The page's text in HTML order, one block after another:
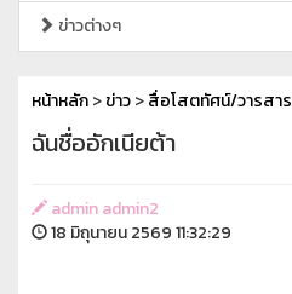
ข่าวต่างๆ
หน้าหลัก>ข่าว>สื่อโสตทัศน์/วารสา
ฉันชื่ออักเนียต้า
admin admin2
18 มิถุนายน 2569 11:32:29